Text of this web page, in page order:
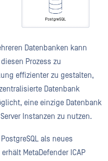
Datenbanken kann
Prozess zu
effizienter zu gestalten,
Datenbank
eine einzige Datenbank
Instanzen zu nutzen.
als neues
MetaDefender ICAP